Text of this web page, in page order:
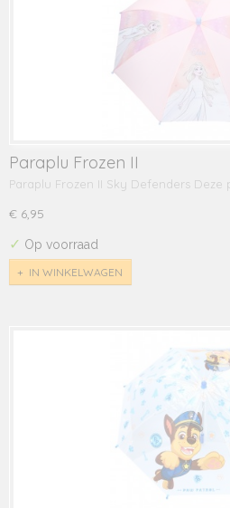
Paraplu Frozen II
Paraplu Frozen II Sky Defenders Deze
€ 6,95
✓ Op voorraad
IN WINKELWAGEN